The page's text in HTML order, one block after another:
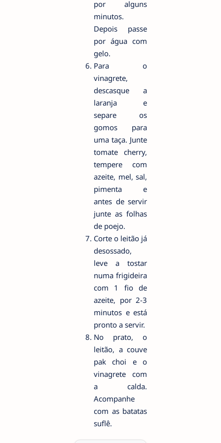
por alguns
minutos.
Depois passe
por água com
gelo.
Para o
vinagrete,
descasque a
laranja e
separe os
gomos para
uma taça. Junte
tomate cherry,
tempere com
azeite, mel, sal,
pimenta e
antes de servir
junte as folhas
de poejo.
Corte o leitão já
desossado,
leve a tostar
numa frigideira
com 1 fio de
azeite, por 2-3
minutos e está
pronto a servir.
No prato, o
leitão, a couve
pak choi e o
vinagrete com
a calda.
Acompanhe
com as batatas
suflê.